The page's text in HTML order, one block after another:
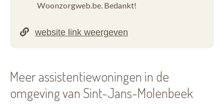
Woonzorgweb.be. Bedankt!
Meer assistentiewoningen in de
omgeving van Sint-Jans-Molenbeek